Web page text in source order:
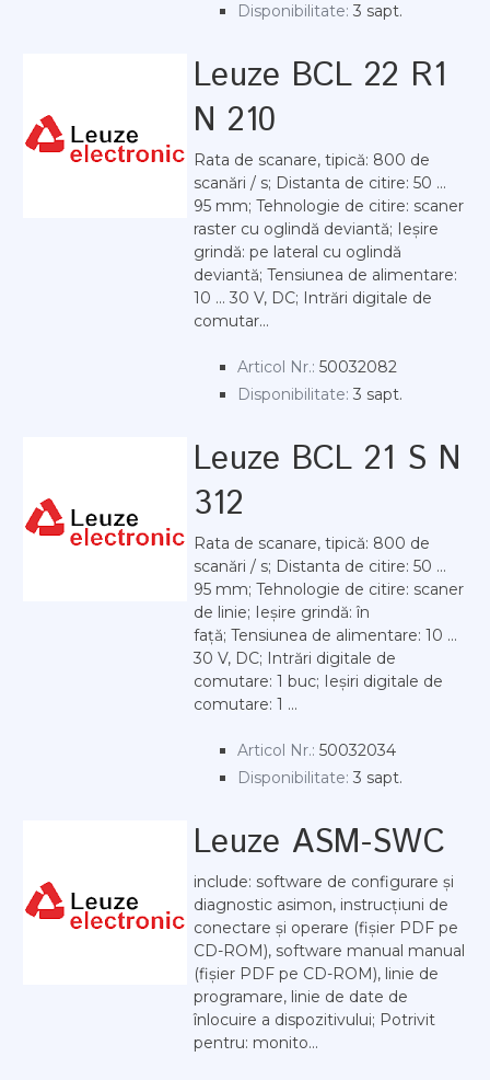
Disponibilitate: 3 sapt.
Leuze BCL 22 R1
N 210
Rata de scanare, tipică: 800 de
scanări / s; Distanta de citire: 50 ...
95 mm; Tehnologie de citire: scaner
raster cu oglindă deviantă; Ieșire
grindă: pe lateral cu oglindă
deviantă; Tensiunea de alimentare:
10 ... 30 V, DC; Intrări digitale de
comutar...
Articol Nr.: 50032082
Disponibilitate: 3 sapt.
Leuze BCL 21 S N
312
Rata de scanare, tipică: 800 de
scanări / s; Distanta de citire: 50 ...
95 mm; Tehnologie de citire: scaner
de linie; Ieșire grindă: în
față; Tensiunea de alimentare: 10 ...
30 V, DC; Intrări digitale de
comutare: 1 buc; Ieșiri digitale de
comutare: 1 ...
Articol Nr.: 50032034
Disponibilitate: 3 sapt.
Leuze ASM-SWC
include: software de configurare și
diagnostic asimon, instrucțiuni de
conectare și operare (fișier PDF pe
CD-ROM), software manual manual
(fișier PDF pe CD-ROM), linie de
programare, linie de date de
înlocuire a dispozitivului; Potrivit
pentru: monito...